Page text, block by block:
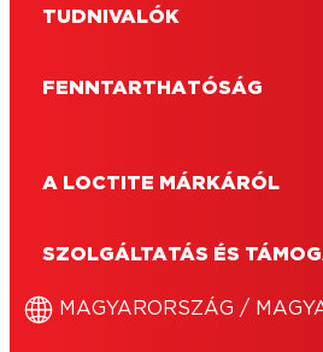
LOCTITE Super Bond
A LOCTITE Super Bond
extra hosszú csőrrel
pillanatragasztó, a
helyeken belüli
TUDNIVALÓK
FENNTARTHATÓSÁG
A LOCTITE MÁRKÁRÓL
SZOLGÁLTATÁS ÉS
MAGYARORSZÁG /